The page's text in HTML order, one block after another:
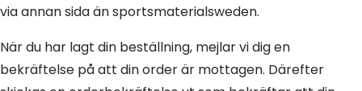
via annan sida än sportsmaterialsweden.
När du har lagt din beställning, mejlar vi dig en
bekräftelse på att din order är mottagen. Därefter